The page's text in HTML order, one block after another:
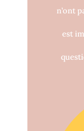
n’ont
est